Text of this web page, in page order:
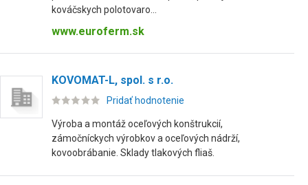
kováčskych polotovaro...
www.euroferm.sk
KOVOMAT-L, spol. s r.o.
Pridať hodnotenie
Výroba a montáž oceľových konštrukcií,
zámočníckych výrobkov a oceľových nádrží,
kovoobrábanie. Sklady tlakových fliaš.